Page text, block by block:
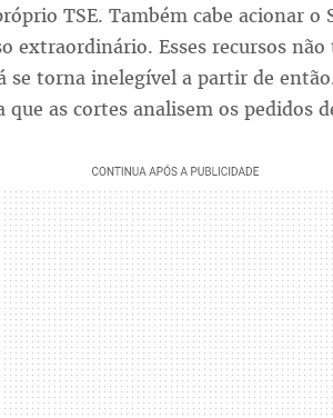
TSE. Também cabe acionar o
extraordinário. Esses recursos
se torna inelegível a partir de
as cortes analisem os pedidos